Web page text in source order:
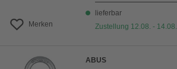
Merken
lieferbar
Zustellung 12.08. - 14.08.
ABUS